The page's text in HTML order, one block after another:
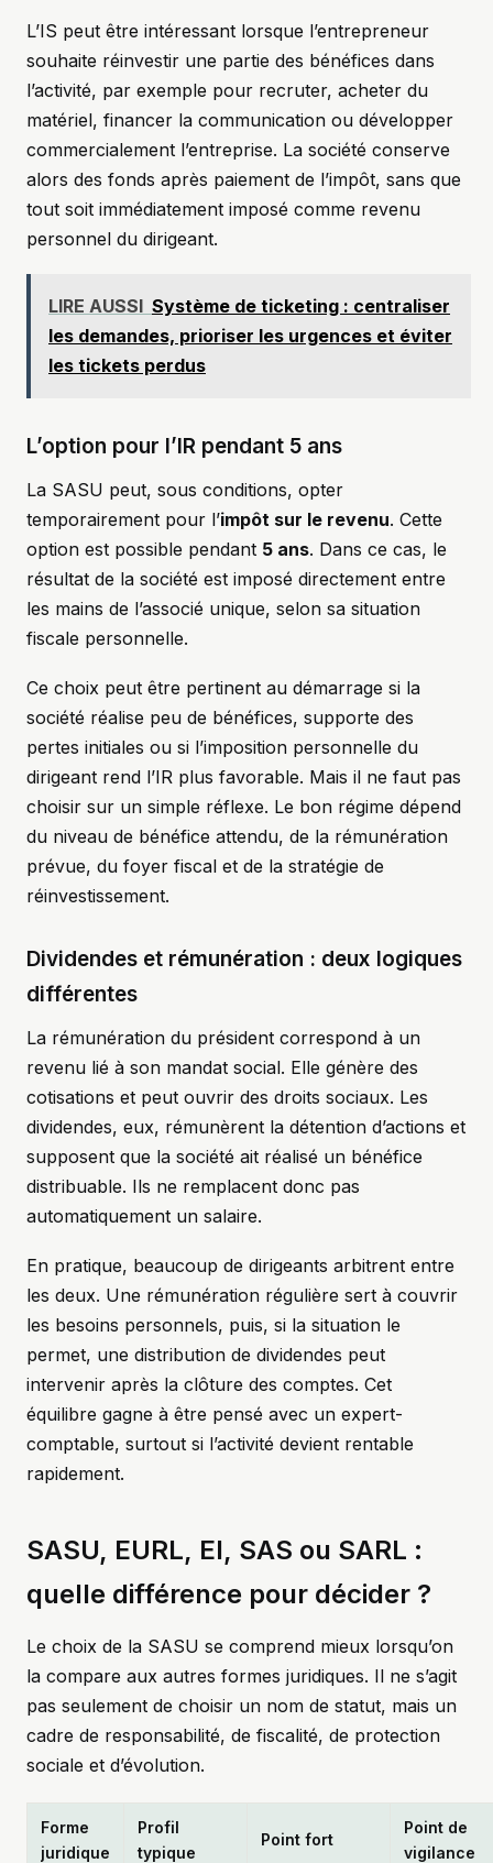
L’IS peut être intéressant lorsque l’entrepreneur
souhaite réinvestir une partie des bénéfices dans
l’activité, par exemple pour recruter, acheter du
matériel, financer la communication ou développer
commercialement l’entreprise. La société conserve
alors des fonds après paiement de l’impôt, sans que
tout soit immédiatement imposé comme revenu
personnel du dirigeant.
LIRE AUSSI Système de ticketing : centraliser
les demandes, prioriser les urgences et éviter
les tickets perdus
L’option pour l’IR pendant 5 ans
La SASU peut, sous conditions, opter
temporairement pour l’impôt sur le revenu. Cette
option est possible pendant 5 ans. Dans ce cas, le
résultat de la société est imposé directement entre
les mains de l’associé unique, selon sa situation
fiscale personnelle.
Ce choix peut être pertinent au démarrage si la
société réalise peu de bénéfices, supporte des
pertes initiales ou si l’imposition personnelle du
dirigeant rend l’IR plus favorable. Mais il ne faut pas
choisir sur un simple réflexe. Le bon régime dépend
du niveau de bénéfice attendu, de la rémunération
prévue, du foyer fiscal et de la stratégie de
réinvestissement.
Dividendes et rémunération : deux logiques
différentes
La rémunération du président correspond à un
revenu lié à son mandat social. Elle génère des
cotisations et peut ouvrir des droits sociaux. Les
dividendes, eux, rémunèrent la détention d’actions et
supposent que la société ait réalisé un bénéfice
distribuable. Ils ne remplacent donc pas
automatiquement un salaire.
En pratique, beaucoup de dirigeants arbitrent entre
les deux. Une rémunération régulière sert à couvrir
les besoins personnels, puis, si la situation le
permet, une distribution de dividendes peut
intervenir après la clôture des comptes. Cet
équilibre gagne à être pensé avec un expert-
comptable, surtout si l’activité devient rentable
rapidement.
SASU, EURL, EI, SAS ou SARL :
quelle différence pour décider ?
Le choix de la SASU se comprend mieux lorsqu’on
la compare aux autres formes juridiques. Il ne s’agit
pas seulement de choisir un nom de statut, mais un
cadre de responsabilité, de fiscalité, de protection
sociale et d’évolution.
Forme
juridique
Profil
typique
Point fort
Point de
vigilance